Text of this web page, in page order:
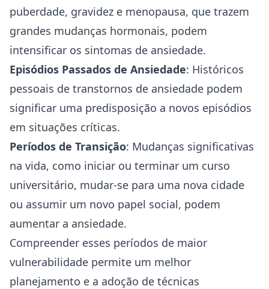
puberdade, gravidez e menopausa, que trazem
grandes mudanças hormonais, podem
intensificar os sintomas de ansiedade.
Episódios Passados de Ansiedade: Históricos
pessoais de transtornos de ansiedade podem
significar uma predisposição a novos episódios
em situações críticas.
Períodos de Transição: Mudanças significativas
na vida, como iniciar ou terminar um curso
universitário, mudar-se para uma nova cidade
ou assumir um novo papel social, podem
aumentar a ansiedade.
Compreender esses períodos de maior
vulnerabilidade permite um melhor
planejamento e a adoção de técnicas